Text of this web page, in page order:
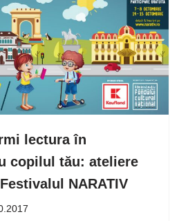
lectura în
copilul tău: ateliere
NARATIV